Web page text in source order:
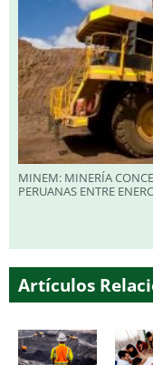
MINEM: MINERÍA
PERUANAS ENTRE
Artículos